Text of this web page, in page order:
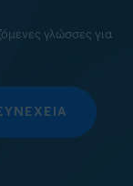
γλώσσες για